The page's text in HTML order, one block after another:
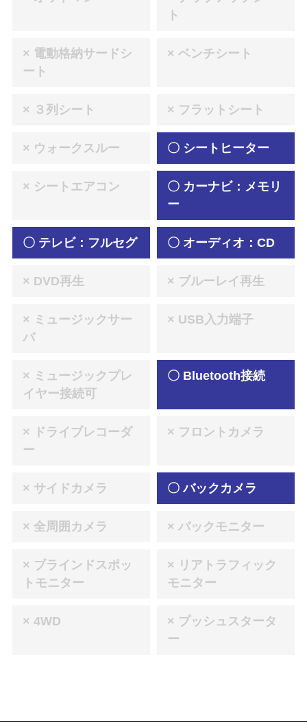
ト
× 電動格納サードシ
ート
× ベンチシート
× ３列シート × フラットシート
× ウォークスルー 〇 シートヒーター
× シートエアコン
〇 カーナビ：メモリ
ー
〇 テレビ：フルセグ 〇 オーディオ：CD
× DVD再生 × ブルーレイ再生
× ミュージックサー
バ
× USB入力端子
× ミュージックプレ
イヤー接続可
〇 Bluetooth接続
× ドライブレコーダ
ー
× フロントカメラ
× サイドカメラ 〇 バックカメラ
× 全周囲カメラ × バックモニター
× ブラインドスポッ
トモニター
× リアトラフィック
モニター
× 4WD
× プッシュスタータ
ー